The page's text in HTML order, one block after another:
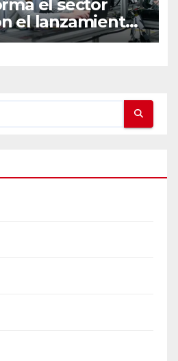
el sector
el lanzamiento
y CSM se